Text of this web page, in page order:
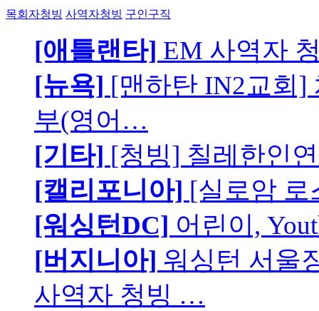
목회자청빙 사역자청빙 구인구직
[애틀랜타] EM 사역자
[뉴욕] [맨하탄 IN2교회]
부(영어…
[기타] [청빙] 칠레한인
[캘리포니아] [실로암 로
[워싱턴DC] 어린이,
[버지니아] 워싱턴 서울
사역자 청빙 …